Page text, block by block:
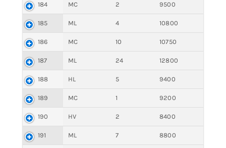
184 MC 2 9500
185 ML 4 10800
186 MC 10 10750
187 ML 24 12800
188 HL 5 9400
189 MC 1 9200
190 HV 2 8400
191 ML 7 8800